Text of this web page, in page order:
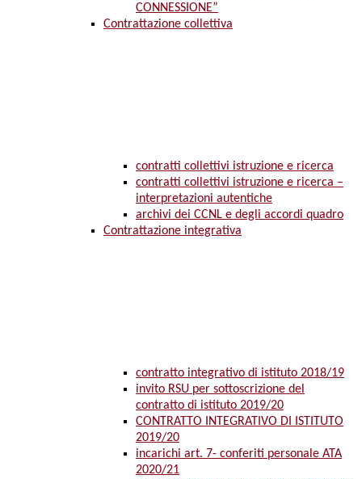
CONNESSIONE”
Contrattazione collettiva
contratti collettivi istruzione e ricerca
contratti collettivi istruzione e ricerca –
interpretazioni autentiche
archivi dei CCNL e degli accordi quadro
Contrattazione integrativa
contratto integrativo di istituto 2018/19
invito RSU per sottoscrizione del
contratto di istituto 2019/20
CONTRATTO INTEGRATIVO DI ISTITUTO
2019/20
incarichi art. 7- conferiti personale ATA
2020/21